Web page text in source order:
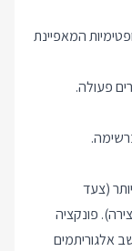
המאפיינת
פעולה.
(צעד
פונקציה
אלגוריתמים